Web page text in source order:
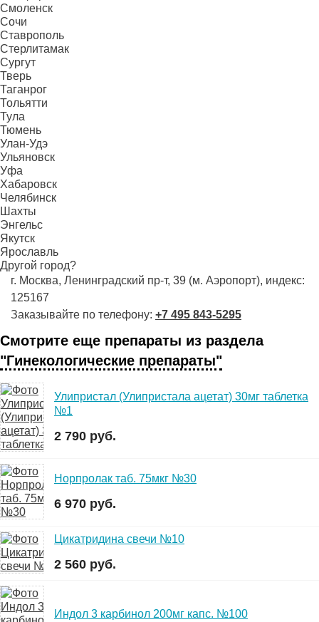
Смоленск
Сочи
Ставрополь
Стерлитамак
Сургут
Тверь
Таганрог
Тольятти
Тула
Тюмень
Улан-Удэ
Ульяновск
Уфа
Хабаровск
Челябинск
Шахты
Энгельс
Якутск
Ярославль
Другой город?
г. Москва, Ленинградский пр-т, 39 (м. Аэропорт), индекс:
125167
Заказывайте по телефону: +7 495 843-5295
Смотрите еще препараты из раздела
"Гинекологические препараты"
Улипристал (Улипристала ацетат) 30мг таблетка
№1
2 790 руб.
Норпролак таб. 75мкг №30
6 970 руб.
Цикатридина свечи №10
2 560 руб.
Индол 3 карбинол 200мг капс. №100